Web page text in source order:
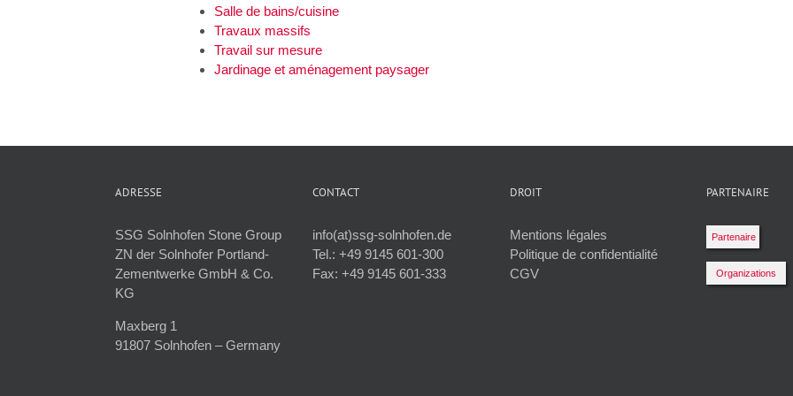
Salle de bains/cuisine
Travaux massifs
Travail sur mesure
Jardinage et aménagement paysager
ADRESSE
SSG Solnhofen Stone Group
ZN der Solnhofer Portland-
Zementwerke GmbH & Co.
KG
Maxberg 1
91807 Solnhofen – Germany
CONTACT
info(at)ssg-solnhofen.de
Tel.: +49 9145 601-300
Fax: +49 9145 601-333
DROIT
Mentions légales
Politique de confidentialité
CGV
PARTENAIRE
Partenaire
Organizations